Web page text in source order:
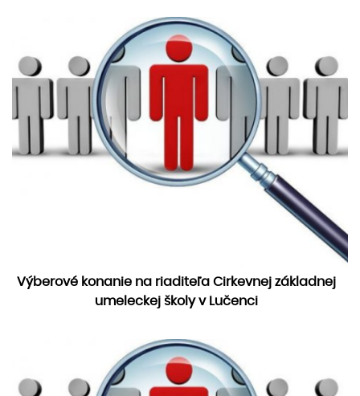
Výberové konanie na riaditeľa Cirkevnej základnej
umeleckej školy v Lučenci